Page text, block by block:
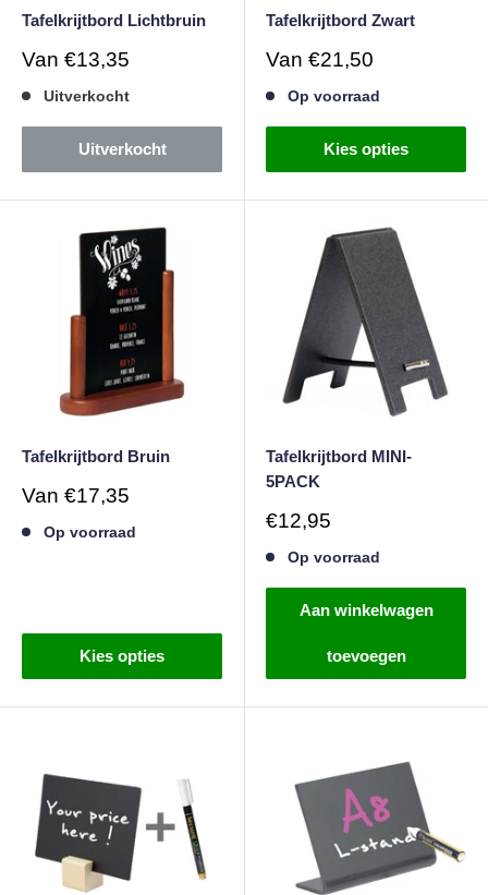
Tafelkrijtbord Lichtbruin
Verkoopprijs
Van €13,35
Uitverkocht
Uitverkocht
Tafelkrijtbord Zwart
Verkoopprijs
Van €21,50
Op voorraad
Kies opties
Tafelkrijtbord Bruin
Verkoopprijs
Van €17,35
Op voorraad
Kies opties
Tafelkrijtbord MINI-
5PACK
Verkoopprijs
€12,95
Op voorraad
Aan winkelwagen
toevoegen